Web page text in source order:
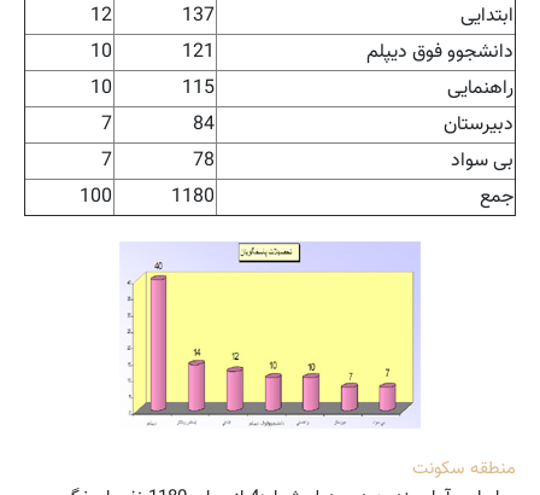
ابتدایی
137
12
دانشجوو فوق دیپلم
121
10
راهنمایی
115
10
دبیرستان
84
7
بی سواد
78
7
جمع
1180
100
منطقه سکونت